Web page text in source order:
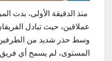
منذ الدقيقة الأولى، بدت
عملاقين، حيث تبادل
وسط حذر شديد من
المستوى، لم يسمح أي